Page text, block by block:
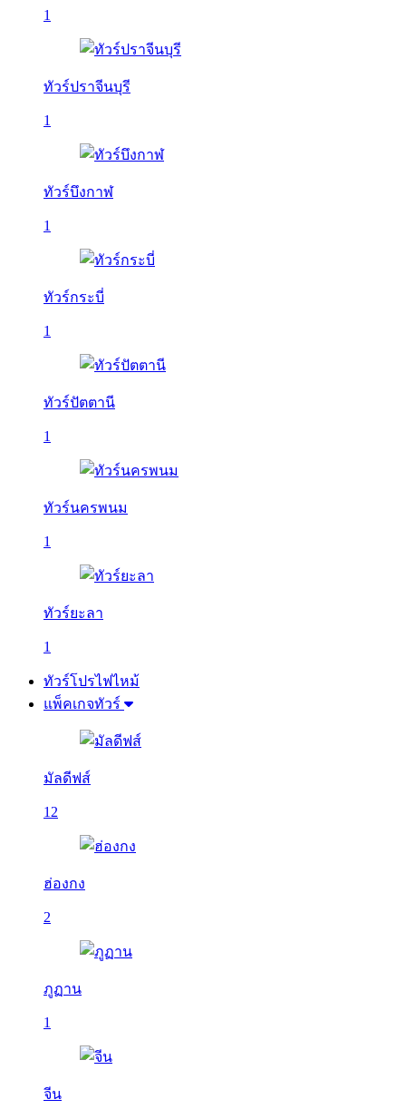
1
ทัวร์ปราจีนบุรี
1
ทัวร์บึงกาฬ
1
ทัวร์กระบี่
1
ทัวร์ปัตตานี
1
ทัวร์นครพนม
1
ทัวร์ยะลา
1
ทัวร์โปรไฟไหม้
แพ็คเกจทัวร์
มัลดีฟส์
12
ฮ่องกง
2
ภูฏาน
1
จีน